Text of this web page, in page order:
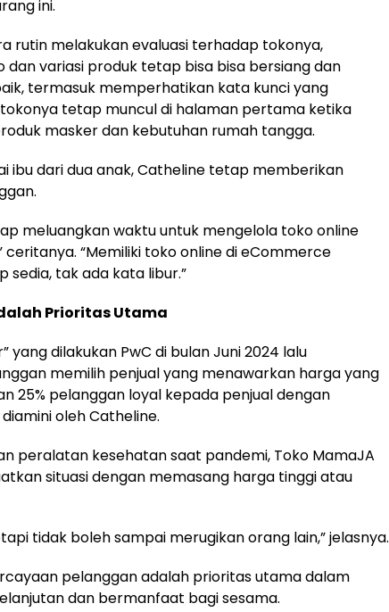
ini.
rutin melakukan evaluasi terhadap tokonya,
variasi produk tetap bisa bisa bersiang dan
termasuk memperhatikan kata kunci yang
tetap muncul di halaman pertama ketika
masker dan kebutuhan rumah tangga.
ibu dari dua anak, Catheline tetap memberikan
meluangkan waktu untuk mengelola toko online
“Memiliki toko online di eCommerce
sedia, tak ada kata libur.”
Prioritas Utama
yang dilakukan PwC di bulan Juni 2024 lalu
memilih penjual yang menawarkan harga yang
25% pelanggan loyal kepada penjual dengan
oleh Catheline.
peralatan kesehatan saat pandemi, Toko MamaJA
situasi dengan memasang harga tinggi atau
tidak boleh sampai merugikan orang lain,” jelasnya.
pelanggan adalah prioritas utama dalam
dan bermanfaat bagi sesama.